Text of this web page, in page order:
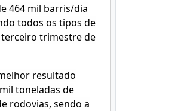
464 mil barris/dia
todos os tipos de
trimestre de
resultado
toneladas de
rodovias, sendo a